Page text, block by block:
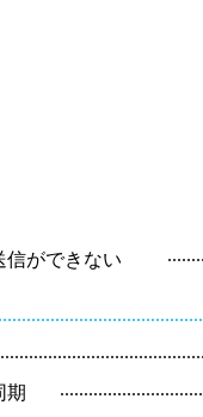
信ができない
期